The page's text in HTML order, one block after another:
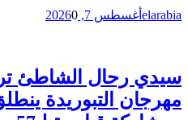
elarabia أغسطس 7, 2026 0
سيدي رحال الشاطئ
مهرجان التبوريدة